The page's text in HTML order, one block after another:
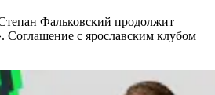
Фальковский продолжит
Соглашение с ярославским клубом